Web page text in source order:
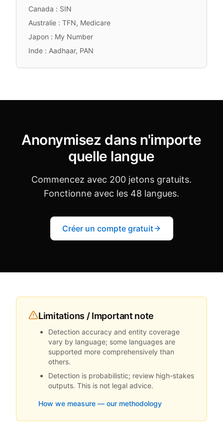
Canada : SIN
Australie : TFN, Medicare
Japon : My Number
Inde : Aadhaar, PAN
Anonymisez dans n'importe
quelle langue
Commencez avec 200 jetons gratuits.
Fonctionne avec les 48 langues.
Créer un compte gratuit
Limitations / Important note
Detection accuracy and entity coverage
vary by language; some languages are
supported more comprehensively than
others.
Detection is probabilistic; review high-stakes
outputs. This is not legal advice.
How we measure — our methodology